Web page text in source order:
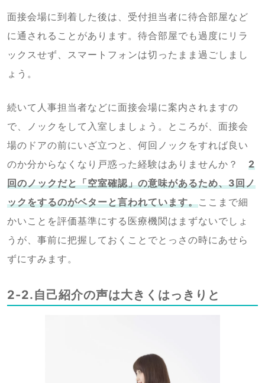
面接会場に到着した後は、受付担当者に待合部屋など
に通されることがあります。待合部屋でも過度にリラ
ックスせず、スマートフォンは切ったまま過ごしまし
ょう。
続いて人事担当者などに面接会場に案内されますの
で、ノックをして入室しましょう。ところが、面接会
場のドアの前にいざ立つと、何回ノックをすれば良い
のか分からなくなり戸惑った経験はありませんか？ 2
回のノックだと「空室確認」の意味があるため、3回ノ
ックをするのがベターと言われています。ここまで細
かいことを評価基準にする医療機関はまずないでしょ
うが、事前に把握しておくことでとっさの時にあせら
ずにすみます。
2-2.自己紹介の声は大きくはっきりと